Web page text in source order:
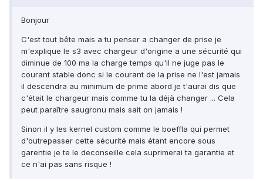
Bonjour
C'est tout bête mais a tu penser a changer de prise je
m'explique le s3 avec chargeur d'origine a une sécurité qui
diminue de 100 ma la charge temps qu'il ne juge pas le
courant stable donc si le courant de la prise ne l'est jamais
il descendra au minimum de prime abord je t'aurai dis que
c'était le chargeur mais comme tu la déjà changer ... Cela
peut paraître saugronu mais sait on jamais !
Sinon il y les kernel custom comme le boeffla qui permet
d'outrepasser cette sécurité mais étant encore sous
garentie je te le deconseille cela suprimerai ta garantie et
ce n'ai pas sans risque !